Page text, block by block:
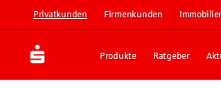
Privatkunden Firmenkunden
Produkte Ratgeber